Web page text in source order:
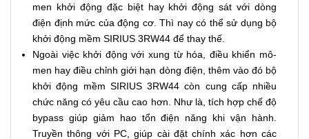
men khởi động đặc biệt hay khởi động sát với dòng
điện định mức của động cơ. Thì nay có thể sử dụng bộ
khởi động mềm SIRIUS 3RW44 để thay thế.
Ngoài việc khởi động với xung từ hóa, điều khiển mô-
men hay điều chỉnh giới hạn dòng điện, thêm vào đó bộ
khởi động mềm SIRIUS 3RW44 còn cung cấp nhiều
chức năng có yêu cầu cao hơn. Như là, tích hợp chế độ
bypass giúp giảm hao tổn điện năng khi vận hành.
Truyền thông với PC, giúp cài đặt chính xác hơn các